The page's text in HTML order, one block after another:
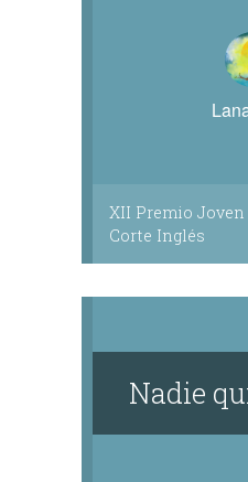
XII Premio
Corte Inglés
Nadie